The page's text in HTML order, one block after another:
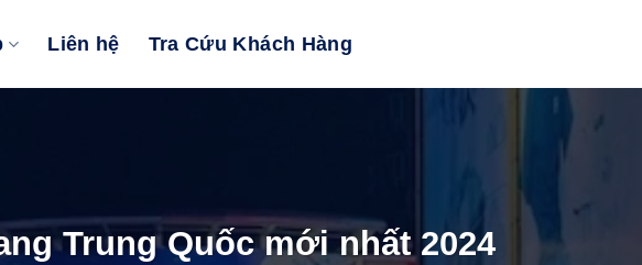
Liên hệ Tra Cứu Khách Hàng
Trung Quốc mới nhất 2024